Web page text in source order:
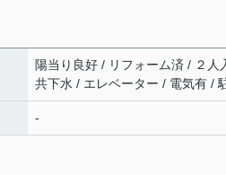
陽当り良好 / リフォーム済 / ２
共下水 / エレベーター / 電気有 /
-